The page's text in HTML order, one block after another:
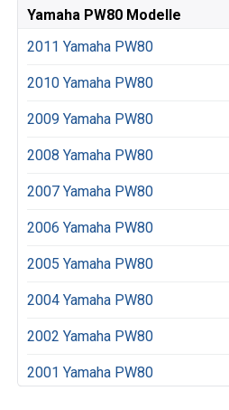
Yamaha PW80 Modelle
2011 Yamaha PW80
2010 Yamaha PW80
2009 Yamaha PW80
2008 Yamaha PW80
2007 Yamaha PW80
2006 Yamaha PW80
2005 Yamaha PW80
2004 Yamaha PW80
2002 Yamaha PW80
2001 Yamaha PW80